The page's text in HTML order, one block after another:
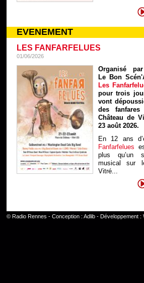
EVENEMENT
LES FANFARFELUES
01/06/2026
Organisé
Le Bon
Les
pour trois
vont
des
Château de
23 août 2026.
En 12 ans
Fanfarfelues
plus qu’un
musical sur
Vitré...
© Radio Rennes - Conception : Adlib- Développement :